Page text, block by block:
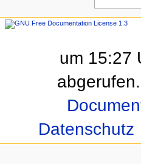
um 15:27
abgerufen.
Datenschutz